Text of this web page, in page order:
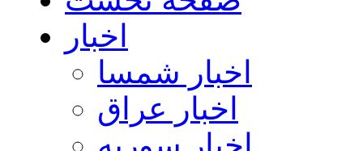
اخبار
اخبار شمسا
اخبار عراق